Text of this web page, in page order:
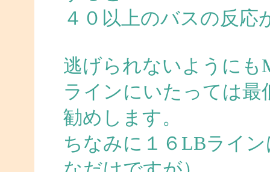
４０以上のバスの反
逃げられないようにも
ラインにいたっては
勧めします。
ちなみに１６LBライ